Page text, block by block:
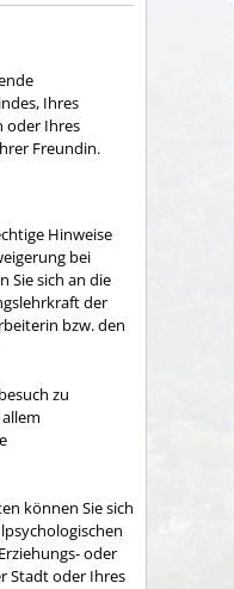
Ihres
oder Ihres
Freundin.
Hinweise
bei
Sie sich an die
der
bzw. den
zu
können Sie sich
oder
Stadt oder Ihres